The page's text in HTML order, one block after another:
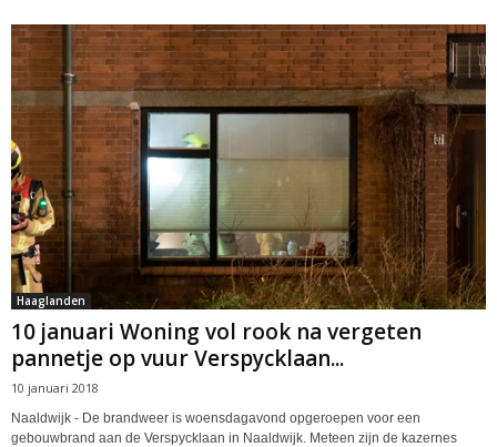
Haaglanden
10 januari Woning vol rook na vergeten
pannetje op vuur Verspycklaan...
10 januari 2018
Naaldwijk - De brandweer is woensdagavond opgeroepen voor een
gebouwbrand aan de Verspycklaan in Naaldwijk. Meteen zijn de kazernes